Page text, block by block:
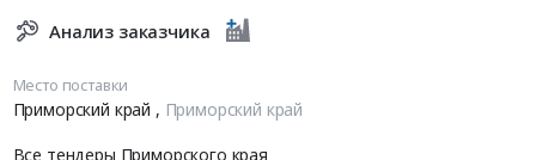
Анализ заказчика
Место поставки
Приморский край , Приморский край
Все тендеры Приморского края